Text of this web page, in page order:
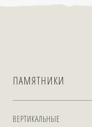
ПАМЯТНИКИ
ВЕРТИКАЛЬНЫЕ